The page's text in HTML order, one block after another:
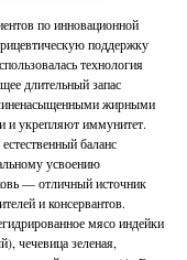
по инновационной
поддержку
технология
длительный запас
жирными
и укрепляют иммунитет.
баланс
усвоению
— отличный источник
и консервантов.
мясо индейки
чечевица зеленая,